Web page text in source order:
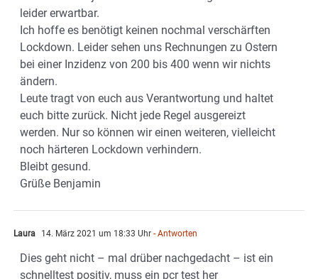
leider erwartbar.
Ich hoffe es benötigt keinen nochmal verschärften
Lockdown. Leider sehen uns Rechnungen zu Ostern
bei einer Inzidenz von 200 bis 400 wenn wir nichts
ändern.
Leute tragt von euch aus Verantwortung und haltet
euch bitte zurück. Nicht jede Regel ausgereizt
werden. Nur so können wir einen weiteren, vielleicht
noch härteren Lockdown verhindern.
Bleibt gesund.
Grüße Benjamin
Laura 14. März 2021 um 18:33 Uhr - Antworten
Dies geht nicht – mal drüber nachgedacht – ist ein
schnelltest positiv, muss ein pcr test her